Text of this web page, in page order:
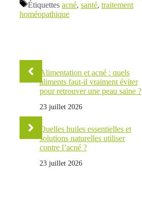
Étiquettes acné, santé, traitement
homéopathique
Alimentation et acné : quels
aliments faut-il vraiment éviter
pour retrouver une peau saine ?
23 juillet 2026
Quelles huiles essentielles et
solutions naturelles utiliser
contre l’acné ?
23 juillet 2026